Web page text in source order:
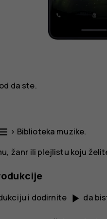
da ste.
> Biblioteka muzike.
žanr ili plejlistu koju
i dodirnite play_arrow da